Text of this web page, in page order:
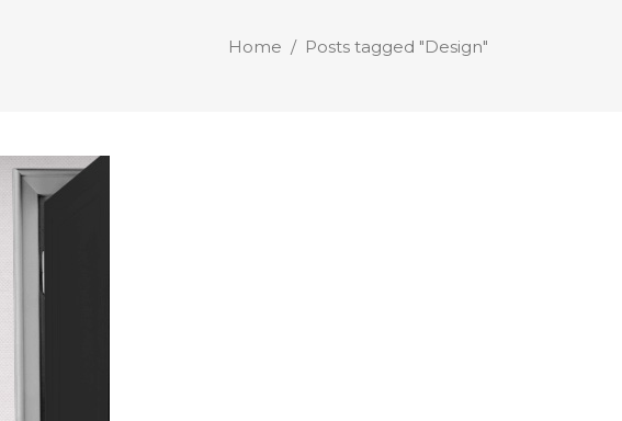
Home / Posts tagged "Design"